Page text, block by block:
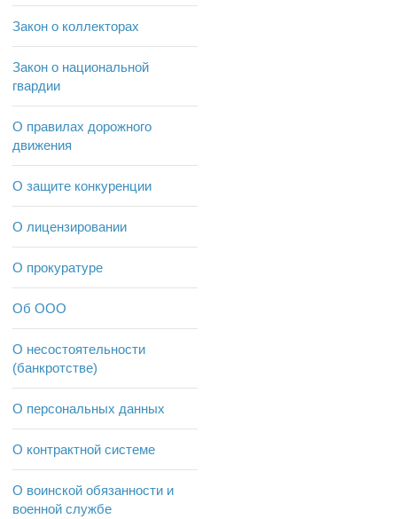
Закон о коллекторах
Закон о национальной
гвардии
О правилах дорожного
движения
О защите конкуренции
О лицензировании
О прокуратуре
Об ООО
О несостоятельности
(банкротстве)
О персональных данных
О контрактной системе
О воинской обязанности и
военной службе